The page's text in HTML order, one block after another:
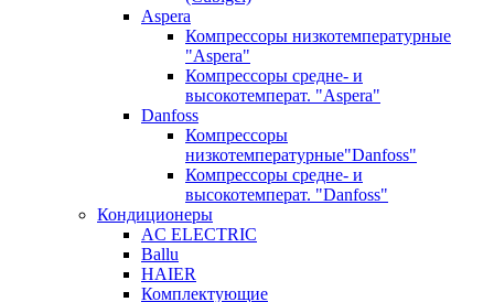
Aspera
Компрессоры низкотемпературные
"Aspera"
Компрессоры средне- и
высокотемперат. "Aspera"
Danfoss
Компрессоры
низкотемпературные"Danfoss"
Компрессоры средне- и
высокотемперат. "Danfoss"
Кондиционеры
AC ELECTRIC
Ballu
HAIER
Комплектующие